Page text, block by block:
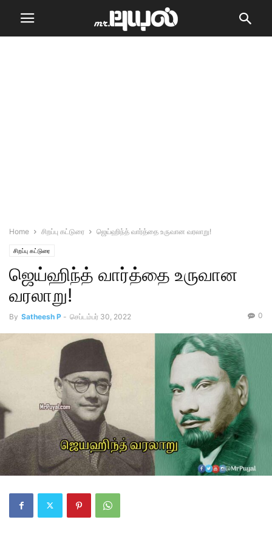
Home சிறப்பு கட்டுரை ஜெய்ஹிந்த் வார்த்தை உருவான வரலாறு!
சிறப்பு கட்டுரை
ஜெய்ஹிந்த் வார்த்தை உருவான
வரலாறு!
By Satheesh P - செப்டம்பர் 30, 2022 0